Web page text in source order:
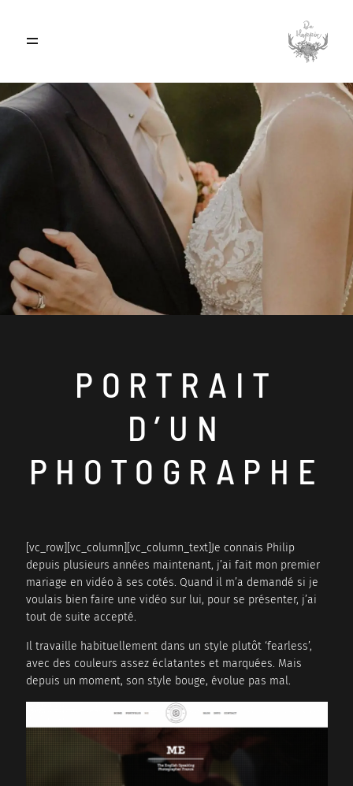
PORTRAIT
D’UN
PHOTOGRAPHE
[vc_row][vc_column][vc_column_text]Je connais Philip
depuis plusieurs années maintenant, j’ai fait mon premier
mariage en vidéo à ses cotés. Quand il m’a demandé si je
voulais bien faire une vidéo sur lui, pour se présenter, j’ai
tout de suite accepté.
Il travaille habituellement dans un style plutôt ‘fearless’,
avec des couleurs assez éclatantes et marquées. Mais
depuis un moment, son style bouge, évolue pas mal.
ACCUEIL
A PROPOS
BLOG
PRESTATIONS & TARIFS
RÉALISATIONS
CONTACT
BE HAPPIX WEDDING
VINCENT BAILLEUL